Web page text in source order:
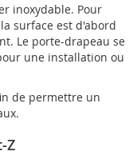
inoxydable. Pour
surface est d'abord
Le porte-drapeau se
une installation ou
de permettre un
Z